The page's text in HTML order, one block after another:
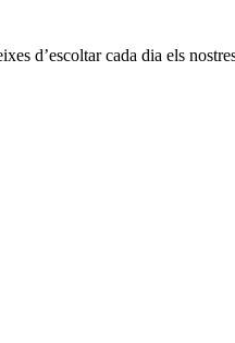
d’escoltar cada dia els